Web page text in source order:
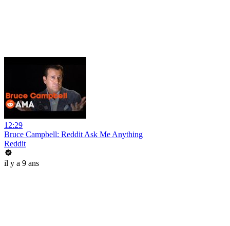
12:29
Bruce Campbell: Reddit Ask Me Anything
Reddit
il y a 9 ans